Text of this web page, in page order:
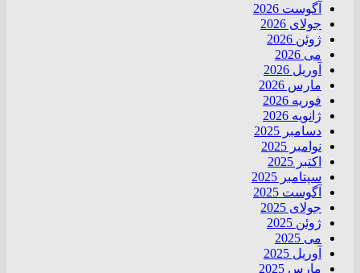
آگوست 2026
جولای 2026
ژوئن 2026
می 2026
آوریل 2026
مارس 2026
فوریه 2026
ژانویه 2026
دسامبر 2025
نوامبر 2025
اکتبر 2025
سپتامبر 2025
آگوست 2025
جولای 2025
ژوئن 2025
می 2025
آوریل 2025
مارس 2025